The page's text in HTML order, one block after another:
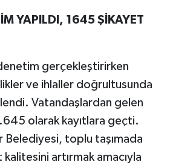
YAPILDI, 1645 ŞİKAYET
gerçekleştirirken
ve ihlaller doğrultusunda
Vatandaşlardan gelen
olarak kayıtlara geçti.
Belediyesi, toplu taşımada
artırmak amacıyla